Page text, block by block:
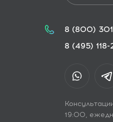
8 (800)
8 (495) 118-
19:00,